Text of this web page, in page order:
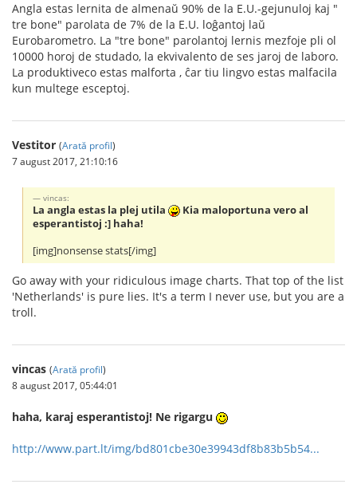
Angla estas lernita de almenaŭ 90% de la E.U.-gejunuloj kaj "
tre bone" parolata de 7% de la E.U. loĝantoj laŭ
Eurobarometro. La "tre bone" parolantoj lernis mezfoje pli ol
10000 horoj de studado, la ekvivalento de ses jaroj de laboro.
La produktiveco estas malforta , ĉar tiu lingvo estas malfacila
kun multege esceptoj.
Vestitor (Arată profil)
7 august 2017, 21:10:16
vincas:
La angla estas la plej utila
Kia maloportuna vero al
esperantistoj :] haha!
[img]nonsense stats[/img]
Go away with your ridiculous image charts. That top of the list
'Netherlands' is pure lies. It's a term I never use, but you are a
troll.
vincas (Arată profil)
8 august 2017, 05:44:01
haha, karaj esperantistoj! Ne rigargu
http://www.part.lt/img/bd801cbe30e39943df8b83b5b54...